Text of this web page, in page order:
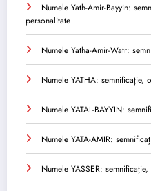
Numele Yath-Amir-Bayyin:
personalitate
Numele Yatha-Amir-Watr:
Numele YATHA: semnificație,
Numele YATAL-BAYYIN:
Numele YATA-AMIR:
Numele YASSER: